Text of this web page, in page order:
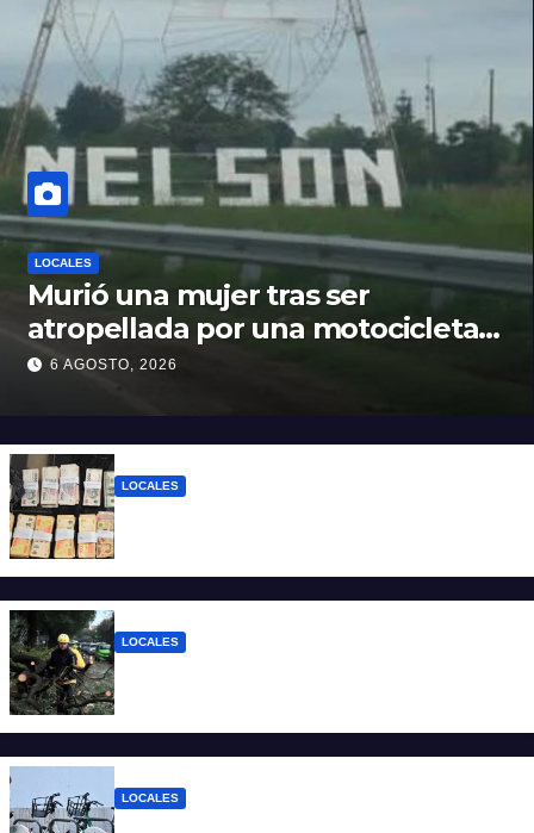
LOCALES
Murió una mujer tras ser
atropellada por una motocicleta
en Nelson
6 AGOSTO, 2026
LOCALES
LOCALES
LOCALES